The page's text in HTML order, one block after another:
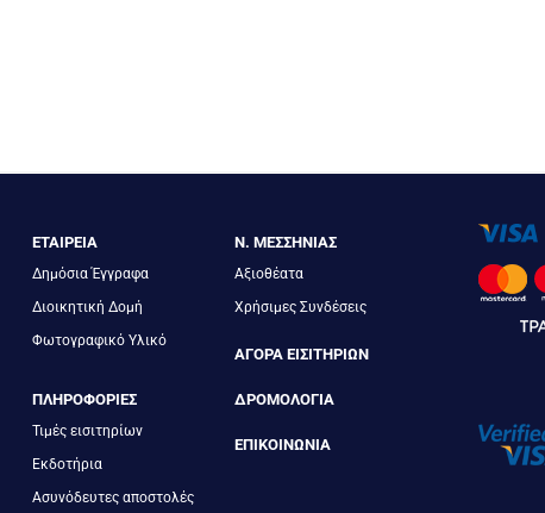
ΕΤΑΙΡΕΙΑ
Δημόσια Έγγραφα
Διοικητική Δομή
Φωτογραφικό Υλικό
Ν. ΜΕΣΣΗΝΙΑΣ
Αξιοθέατα
Χρήσιμες Συνδέσεις
ΑΓΟΡΑ ΕΙΣΙΤΗΡΙΩΝ
ΠΛΗΡΟΦΟΡΙΕΣ
Τιμές εισιτηρίων
Εκδοτήρια
Ασυνόδευτες αποστολές
ΔΡΟΜΟΛΟΓΙΑ
ΕΠΙΚΟΙΝΩΝΙΑ